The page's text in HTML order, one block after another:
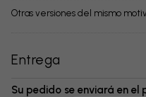
Otras versiones del mismo
Entrega
Su pedido se enviará en el